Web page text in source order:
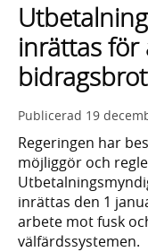
lista
med
sökförslag
inrättas för
Publicerad 19
Regeringen har
möjliggör och
inrättas den 1
arbete mot fusk
välfärdssystemen.